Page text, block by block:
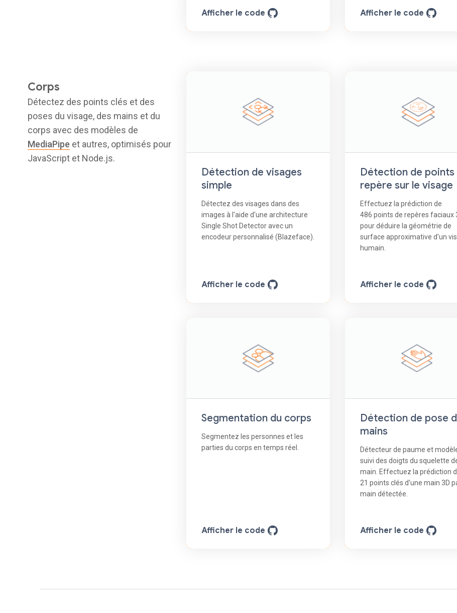
Afficher le code Afficher le code
Corps
Détectez des points clés et des
poses du visage, des mains et du
corps avec des modèles de
MediaPipe et autres, optimisés pour
JavaScript et Node.js.
Détection de visages
simple
Détectez des visages dans des
images à l'aide d'une architecture
Single Shot Detector avec un
encodeur personnalisé (Blazeface).
Afficher le code
Détection de points
repère sur le visage
Effectuez la prédiction de
486 points de repères faciaux
pour déduire la géométrie de
surface approximative d'un
humain.
Afficher le code
Segmentation du corps
Segmentez les personnes et les
parties du corps en temps réel.
Afficher le code
Détection de pose
mains
Détecteur de paume et
suivi des doigts du squelette
main. Effectuez la prédiction
21 points clés d'une main 3D
main détectée.
Afficher le code